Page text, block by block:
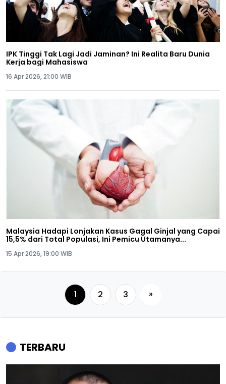
IPK Tinggi Tak Lagi Jadi Jaminan? Ini Realita Baru Dunia
Kerja bagi Mahasiswa
16 Apr 2026, 21:00 WIB
Malaysia Hadapi Lonjakan Kasus Gagal Ginjal yang Capai
15,5% dari Total Populasi, Ini Pemicu Utamanya...
15 Apr 2026, 19:00 WIB
1 2 3 »
TERBARU